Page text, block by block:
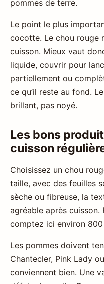
pommes de terre.
Le point le plus
cocotte. Le chou rouge
cuisson. Mieux vaut
liquide, couvrir pour
partiellement ou
ce qu’il reste au fond.
brillant, pas noyé.
Les bons
cuisson
Choisissez un chou
taille, avec des feuilles
sèche ou fibreuse, la
agréable après cuisson.
comptez ici environ
Les pommes doivent
Chantecler, Pink Lady
conviennent bien. Une